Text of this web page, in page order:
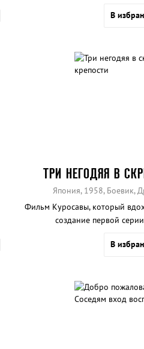
В
ТРИ НЕГОДЯЯ В
Япония, 1958, Боевик,
Фильм Куросавы, который
создание первой
В